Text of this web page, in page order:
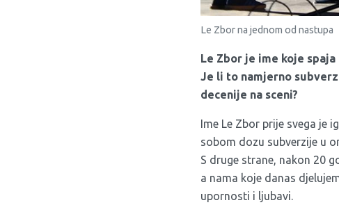
Le Zbor na jednom od nastupa
Le Zbor je ime koje
Je li to namjerno
decenije na sceni?
Ime Le Zbor prije svega je
sobom dozu subverzije u
S druge strane, nakon 20
a nama koje danas
upornosti i ljubavi.